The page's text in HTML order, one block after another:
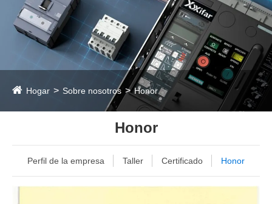
Hogar Sobre nosotros Honor
Honor
Perfil de la empresa Taller Certificado Honor